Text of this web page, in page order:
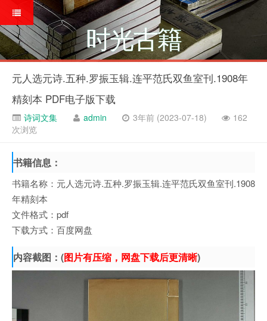
时光古籍
元人选元诗.五种.罗振玉辑.连平范氏双鱼室刊.1908年
精刻本 PDF电子版下载
诗词文集 admin 3年前 (2023-07-18)
162
次浏览
书籍信息：
书籍名称：元人选元诗.五种.罗振玉辑.连平范氏双鱼室刊.1908
年精刻本
文件格式：pdf
下载方式：百度网盘
内容截图：(图片有压缩，网盘下载后更清晰)